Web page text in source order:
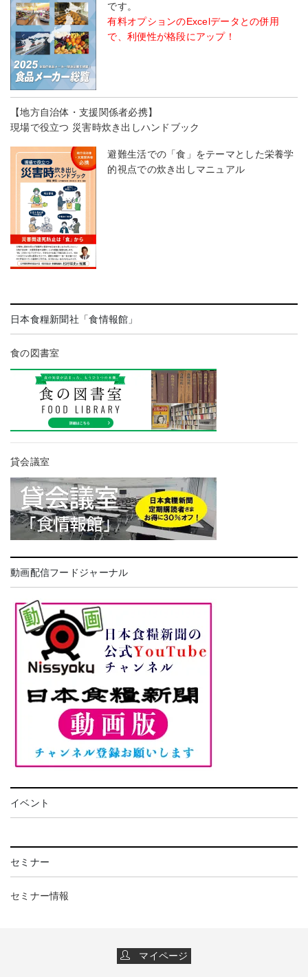
です。
有料オプションのExcelデータとの併用
で、利便性が格段にアップ！
【地方自治体・支援関係者必携】
現場で役立つ 災害時炊き出しハンドブック
避難生活での「食」をテーマとした栄養学
的視点での炊き出しマニュアル
日本食糧新聞社「食情報館」
食の図書室
貸会議室
動画配信フードジャーナル
イベント
セミナー
セミナー情報
マイページ